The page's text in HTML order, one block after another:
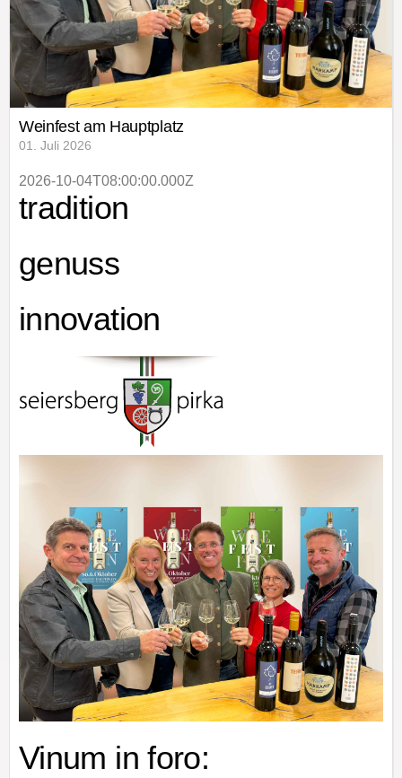
Weinfest am Hauptplatz
01. Juli 2026
2026-10-04T08:00:00.000Z
tradition
genuss
innovation
Vinum in foro: